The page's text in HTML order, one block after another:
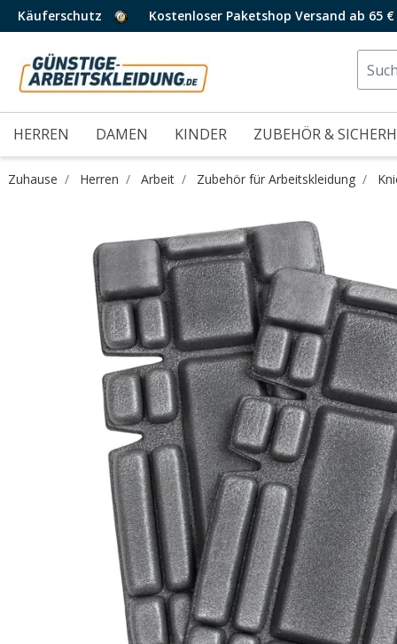
Käuferschutz Kostenloser Paketshop Versand ab 65 €
HERREN DAMEN KINDER ZUBEHÖR &
Zuhause Herren Arbeit Zubehör für Arbeitskleidung